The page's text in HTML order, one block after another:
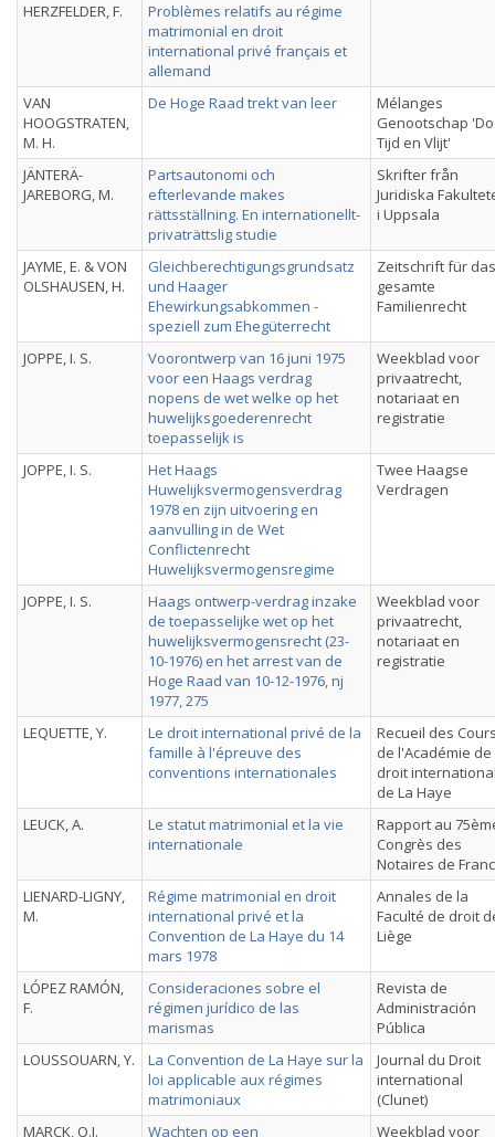
HERZFELDER, F.
Problèmes relatifs au régime
matrimonial en droit
international privé français et
allemand
VAN
HOOGSTRATEN,
M. H.
De Hoge Raad trekt van leer
Mélanges
Genootschap
Tijd en Vlijt'
JÄNTERÄ-
JAREBORG, M.
Partsautonomi och
efterlevande makes
rättsställning. En internationellt-
privaträttslig studie
Skrifter från
Juridiska
i Uppsala
JAYME, E. & VON
OLSHAUSEN, H.
Gleichberechtigungsgrundsatz
und Haager
Ehewirkungsabkommen -
speziell zum Ehegüterrecht
Zeitschrift für das
gesamte
Familienrecht
JOPPE, I. S.
Voorontwerp van 16 juni 1975
voor een Haags verdrag
nopens de wet welke op het
huwelijksgoederenrecht
toepasselijk is
Weekblad voor
privaatrecht,
notariaat en
registratie
JOPPE, I. S.
Het Haags
Huwelijksvermogensverdrag
1978 en zijn uitvoering en
aanvulling in de Wet
Conflictenrecht
Huwelijksvermogensregime
Twee Haagse
Verdragen
JOPPE, I. S.
Haags ontwerp-verdrag inzake
de toepasselijke wet op het
huwelijksvermogensrecht (23-
10-1976) en het arrest van de
Hoge Raad van 10-12-1976, nj
1977, 275
Weekblad voor
privaatrecht,
notariaat en
registratie
LEQUETTE, Y.
Le droit international privé de la
famille à l'épreuve des
conventions internationales
Recueil des
de l'Académie de
droit
de La Haye
LEUCK, A.
Le statut matrimonial et la vie
internationale
Rapport au
Congrès des
Notaires de
LIENARD-LIGNY,
M.
Régime matrimonial en droit
international privé et la
Convention de La Haye du 14
mars 1978
Annales de la
Faculté de droit
Liège
LÓPEZ RAMÓN,
F.
Consideraciones sobre el
régimen jurídico de las
marismas
Revista de
Administración
Pública
LOUSSOUARN, Y.
La Convention de La Haye sur la
loi applicable aux régimes
matrimoniaux
Journal du Droit
international
(Clunet)
MARCK, Q.J.
Wachten op een Weekblad voor